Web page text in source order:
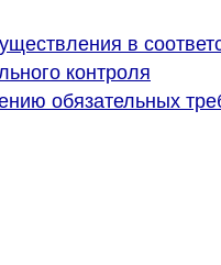
в
контроля
обязательных